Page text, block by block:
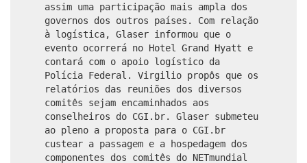
assim uma participação mais ampla dos
governos dos outros países. Com relação
à logística, Glaser informou que o
evento ocorrerá no Hotel Grand Hyatt e
contará com o apoio logístico da
Polícia Federal. Virgilio propôs que os
relatórios das reuniões dos diversos
comitês sejam encaminhados aos
conselheiros do CGI.br. Glaser submeteu
ao pleno a proposta para o CGI.br
custear a passagem e a hospedagem dos
componentes dos comitês do NETmundial